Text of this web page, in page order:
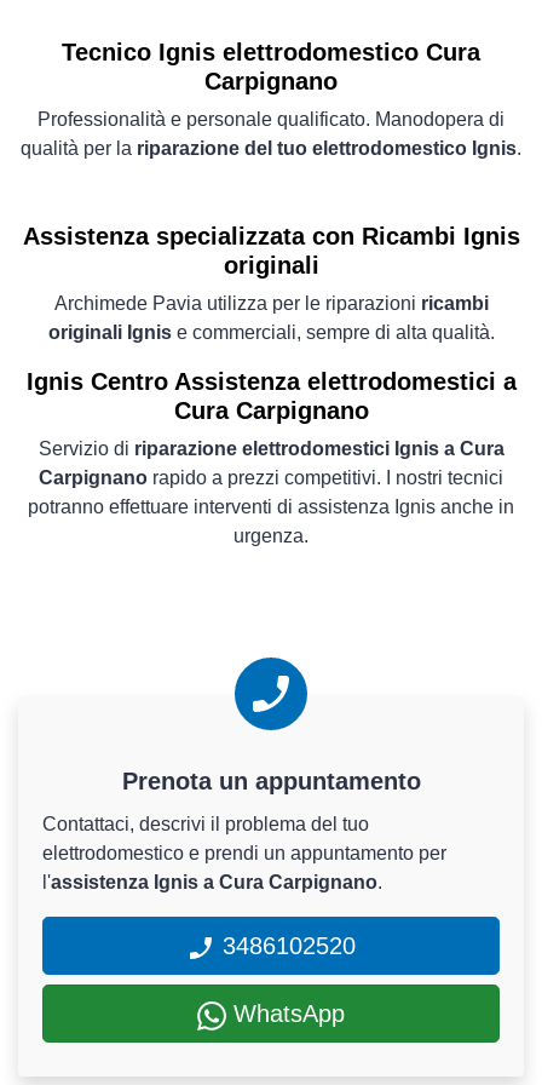
Tecnico Ignis elettrodomestico Cura
Carpignano
Professionalità e personale qualificato. Manodopera di
qualità per la riparazione del tuo elettrodomestico Ignis.
Assistenza specializzata con Ricambi Ignis
originali
Archimede Pavia utilizza per le riparazioni ricambi
originali Ignise commerciali, sempre di alta qualità.
Ignis Centro Assistenza elettrodomestici a
Cura Carpignano
Servizio di riparazione elettrodomestici Ignis a Cura
Carpignano rapido a prezzi competitivi. I nostri tecnici
potranno effettuare interventi di assistenza Ignis anche in
urgenza.
Prenota un appuntamento
Contattaci, descrivi il problema del tuo
elettrodomestico e prendi un appuntamento per
l'assistenza Ignis a Cura Carpignano.
3486102520
WhatsApp